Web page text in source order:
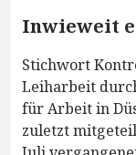
Inwieweit
Stichwort
Leiharbeit
für Arbeit in
zuletzt